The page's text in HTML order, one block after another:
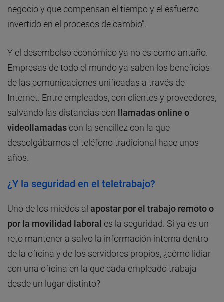
negocio y que compensan el tiempo y el esfuerzo
invertido en el procesos de cambio”.
Y el desembolso económico ya no es como antaño.
Empresas de todo el mundo ya saben los beneficios
de las comunicaciones unificadas a través de
Internet. Entre empleados, con clientes y proveedores,
salvando las distancias con
llamadas online o
videollamadas con la sencillez con la que
descolgábamos el teléfono tradicional hace unos
años.
¿Y la seguridad en el teletrabajo?
Uno de los miedos al apostar por el trabajo remoto o
por la movilidad laboral es la seguridad. Si ya es un
reto mantener a salvo la información interna dentro
de la oficina y de los servidores propios, ¿cómo lidiar
con una oficina en la que cada empleado trabaja
desde un lugar distinto?